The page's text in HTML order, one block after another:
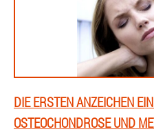
DIE ERSTEN ANZEICHEN
OSTEOCHONDROSE UND